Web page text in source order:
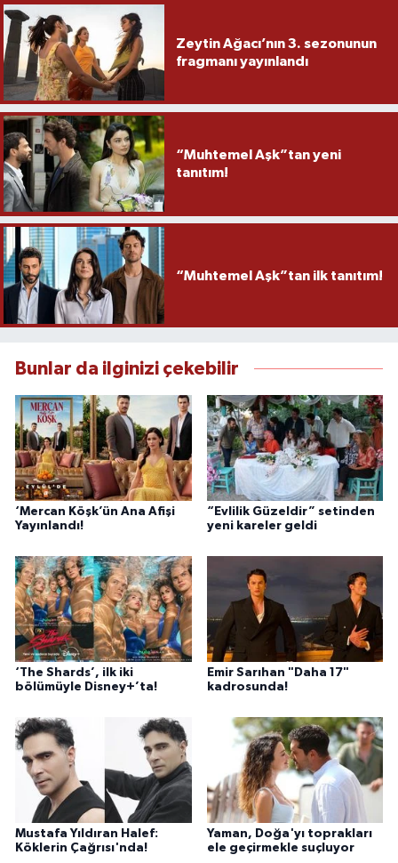
Zeytin Ağacı’nın 3. sezonunun
fragmanı yayınlandı
“Muhtemel Aşk”tan yeni
tanıtım!
“Muhtemel Aşk”tan ilk tanıtım!
Bunlar da ilginizi çekebilir
‘Mercan Köşk’ün Ana Afişi
Yayınlandı!
“Evlilik Güzeldir” setinden
yeni kareler geldi
‘The Shards’, ilk iki
bölümüyle Disney+’ta!
Emir Sarıhan "Daha 17"
kadrosunda!
Mustafa Yıldıran Halef:
Köklerin Çağrısı'nda!
Yaman, Doğa'yı toprakları
ele geçirmekle suçluyor